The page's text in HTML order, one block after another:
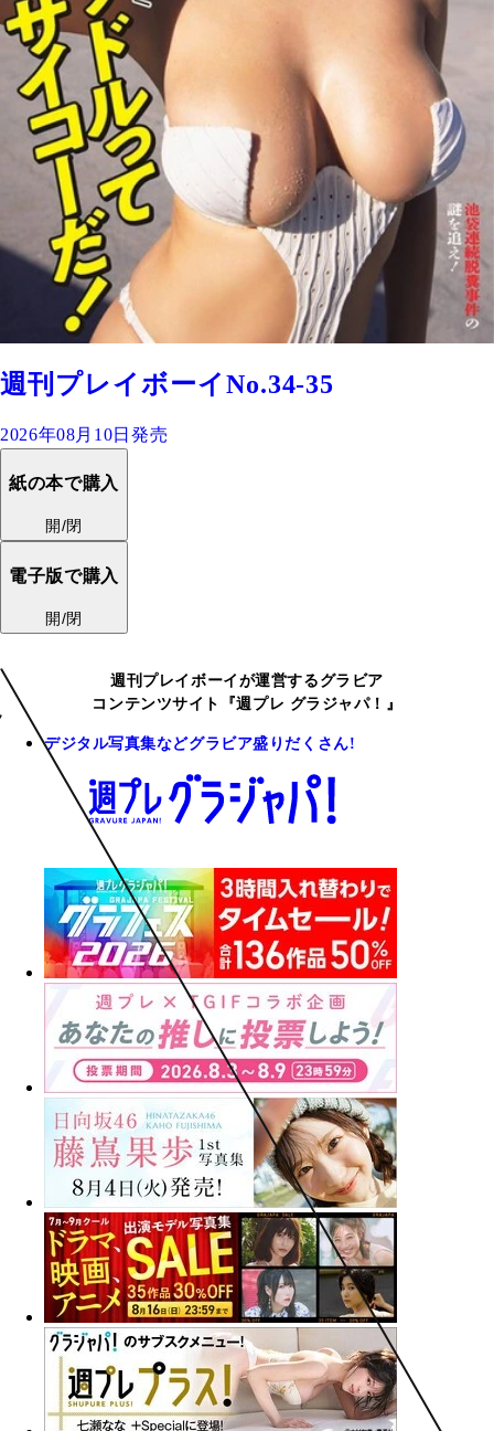
週刊プレイボーイNo.34-35
2026年08月10日発売
紙の本で購入
開/閉
電子版で購入
開/閉
週刊プレイボーイが運営するグラビア
コンテンツサイト『週プレ グラジャパ！』
デジタル写真集などグラビア盛りだくさん!